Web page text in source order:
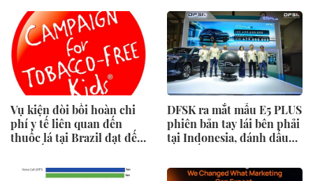
công nghiệp
Vụ kiện đòi bồi hoàn chi
phí y tế liên quan đến
thuốc lá tại Brazil đạt đến
tòa án chuẩn bị ra phán
DFSK ra mắt mẫu E5 PLUS
phiên bản tay lái bên phải
tại Indonesia, đánh dấu
trình mở rộng toàn cầu